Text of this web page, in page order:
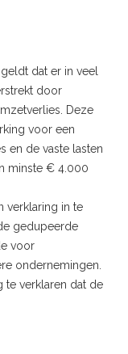
dat er in veel
door
Deze
voor een
en de vaste lasten
minste € 4.000
verklaring in te
gedupeerde
voor
ondernemingen.
te verklaren dat de